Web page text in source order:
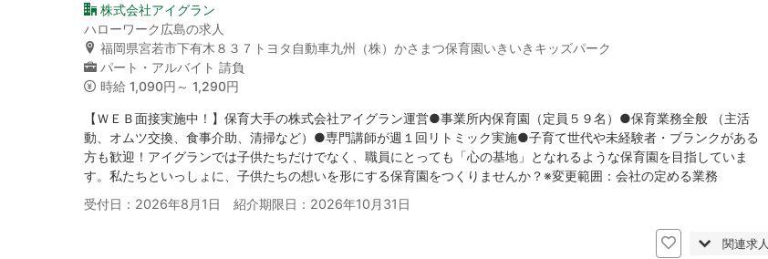
株式会社アイグラン
ハローワーク広島の求人
福岡県宮若市下有木８３７トヨタ自動車九州（株）かさまつ保育園いきいきキッズパーク
パート・アルバイト 請負
時給 1,090円～ 1,290円
【ＷＥＢ面接実施中！】保育大手の株式会社アイグラン運営●事業所内保育園（定員５９名）●保育業務全般 （主活
動、オムツ交換、食事介助、清掃など）●専門講師が週１回リトミック実施●子育て世代や未経験者・ブランクがある
方も歓迎！アイグランでは子供たちだけでなく、職員にとっても「心の基地」となれるような保育園を目指していま
す。私たちといっしょに、子供たちの想いを形にする保育園をつくりませんか？※変更範囲：会社の定める業務
受付日：2026年8月1日 紹介期限日：2026年10月31日
関連求人